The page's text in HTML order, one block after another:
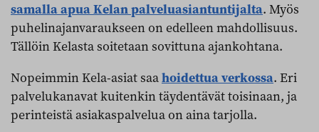
samalla apua Kelan palveluasiantuntijalta. Myös
puhelinajanvaraukseen on edelleen mahdollisuus.
Tällöin Kelasta soitetaan sovittuna ajankohtana.
Nopeimmin Kela-asiat saahoidettua verkossa. Eri
palvelukanavat kuitenkin täydentävät toisinaan, ja
perinteistä asiakaspalvelua on aina tarjolla.